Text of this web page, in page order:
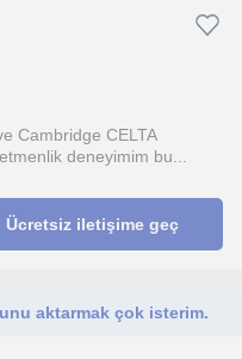
Cambridge CELTA
deneyimim bu...
Ücretsiz iletişime geç
aktarmak çok isterim.